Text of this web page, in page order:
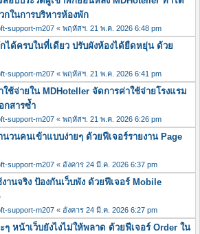
กในการบริหารห้องพัก
support-m207 « พฤหัสฯ. 21 พ.ค. 2026 6:48 pm
ได้ครบในที่เดียว ปรับผังห้องได้ยืดหยุ่น ด้วย
support-m207 « พฤหัสฯ. 21 พ.ค. 2026 6:41 pm
ช้จ่ายใน MDHoteller จัดการค่าใช้จ่ายโรงแรม
กสารซ้ำ
support-m207 « พฤหัสฯ. 21 พ.ค. 2026 6:26 pm
นวนคนเข้าแบบง่ายๆ ด้วยฟีเจอร์รายงาน Page
support-m207 « อังคาร 24 มี.ค. 2026 6:37 pm
านจริง ป้องกันเว็บพัง ด้วยฟีเจอร์ Mobile
support-m207 « อังคาร 24 มี.ค. 2026 6:27 pm
ๆ หน้าเว็บยังไงไม่ให้พลาด ด้วยฟีเจอร์ Order ใน